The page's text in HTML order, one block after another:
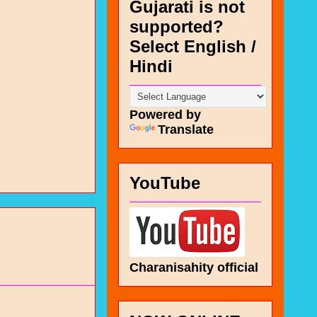
Gujarati is not
supported?
Select English /
Hindi
Powered by
Translate
YouTube
Charanisahity official